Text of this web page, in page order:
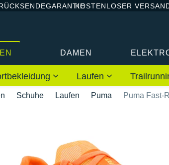
KOSTENLOSER
DAMEN
Laufen
Schuhe Laufen Puma Puma Fast-